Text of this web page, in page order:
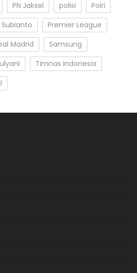
PN Jaksel polisi
Polri
Premier League
Madrid
Samsung
Timnas Indonesia